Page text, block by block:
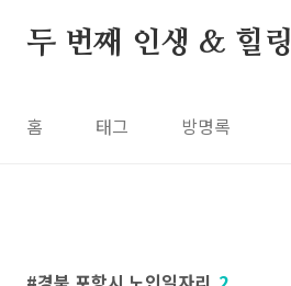
두 번째 인생 & 힐링
홈 태그 방명록